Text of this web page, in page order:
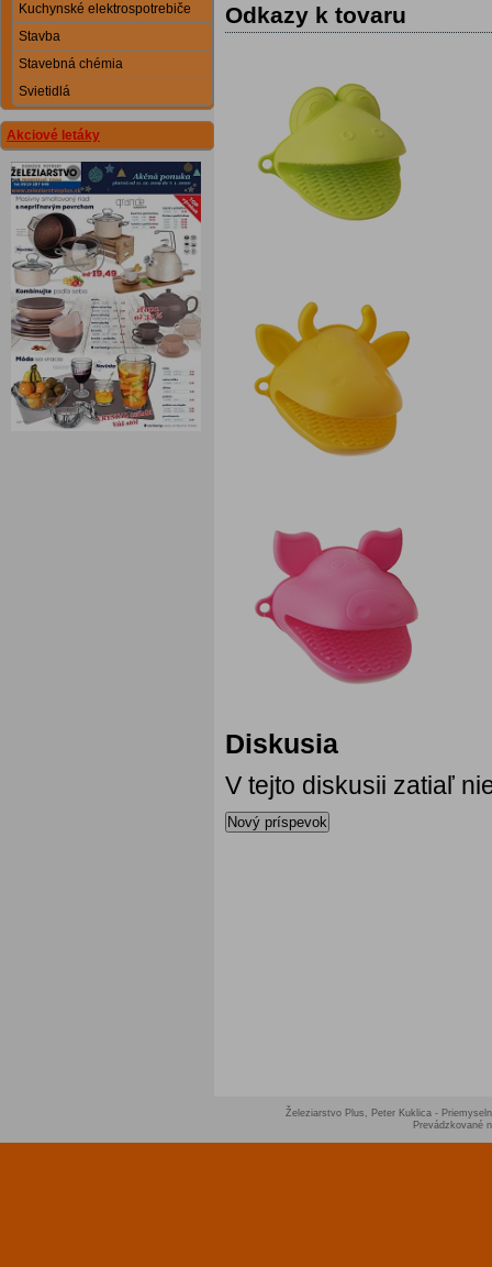
Kuchynské elektrospotrebiče
Stavba
Stavebná chémia
Svietidlá
Akciové letáky
Odkazy k tovaru
Diskusia
V tejto diskusii zatiaľ
Nový príspevok
Železiarstvo Plus, Peter Kuklica -
Prevádzkované